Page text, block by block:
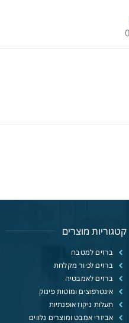
קטגוריות מוצרים
ברזים למטבח
ברזים לכיור מקלחת
ברזים לאמבטיה
אינטרפוצים ומוטות פינוק
תעלות ניקוז אופנתיות
אביזרי אמבט ומוצרים נלווים